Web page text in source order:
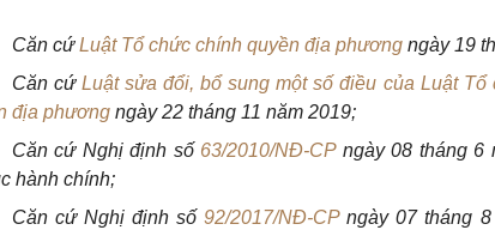
Căn cứLuật Tổ chức chính quyền địa phương ngày 19
Căn cứLuật sửa đổi, bổ sung một số điều của Luật
địa phương ngày 22 tháng 11 năm 2019;
Căn cứ Nghị định số 63/2010/NĐ-CPngày 08 tháng 6
hành chính;
Căn cứ Nghị định số92/2017/NĐ-CPngày 07 tháng 8